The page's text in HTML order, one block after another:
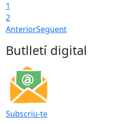
1
2
AnteriorSegüent
Butlletí digital
Subscriu-te